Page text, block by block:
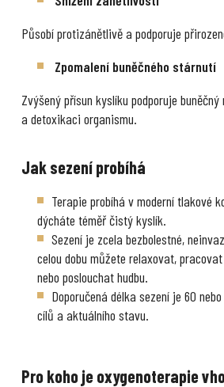
Působí protizánětlivě a podporuje
Zpomalení buněčného stárnutí
Zvýšený přísun kyslíku podporuje
a detoxikaci organismu.
Jak sezení probíhá
Terapie probíhá v moderní tlakové
dýcháte téměř čistý kyslík.
Sezení je zcela bezbolestné,
celou dobu můžete relaxovat,
nebo poslouchat hudbu.
Doporučená délka sezení je 60
cílů a aktuálního stavu.
Pro koho je oxygenoterapie